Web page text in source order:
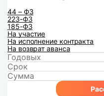
44 – ФЗ
223-ФЗ
185-ФЗ
На участие
На исполнение контракта
На возврат аванса
Годовых
Срок
Сумма